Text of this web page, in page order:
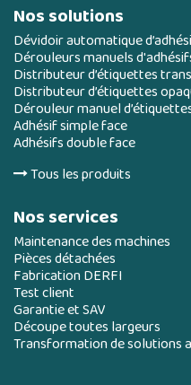
Nos solutions
Dévidoir automatique
Dérouleurs manuels
Distributeur d’étiquettes
Distributeur d’étiquettes
Dérouleur manuel
Adhésif simple face
Adhésifs double face
Tous les produits
Nos services
Maintenance des machines
Pièces détachées
Fabrication DERFI
Test client
Garantie et SAV
Découpe toutes largeurs
Transformation de solutions